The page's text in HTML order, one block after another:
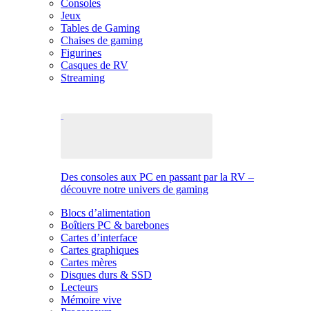
Consoles
Jeux
Tables de Gaming
Chaises de gaming
Figurines
Casques de RV
Streaming
Des consoles aux PC en passant par la RV –
découvre notre univers de gaming
Blocs d’alimentation
Boîtiers PC & barebones
Cartes d’interface
Cartes graphiques
Cartes mères
Disques durs & SSD
Lecteurs
Mémoire vive